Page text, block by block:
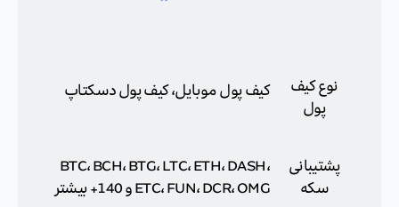
نوع کیف
پول
کیف پول موبایل، کیف پول دسکتاپ
پشتیبانی
سکه
BTC، BCH، BTG، LTC، ETH، DASH،
ETC، FUN، DCR، OMG و 140+ بیشتر